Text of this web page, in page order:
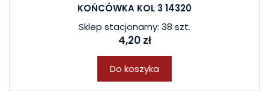
KOŃCÓWKA KOL 3 14320
Sklep stacjonarny: 38 szt.
4,20 zł
Do koszyka